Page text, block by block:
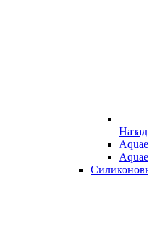
Назад